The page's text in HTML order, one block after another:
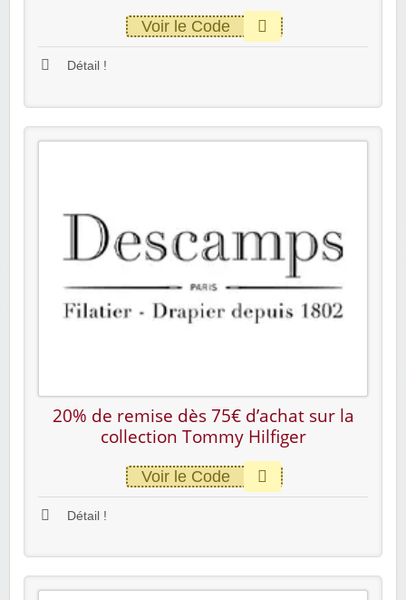
Voir le Code
Détail !
20% de remise dès 75€ d’achat sur la
collection Tommy Hilfiger
Voir le Code
Détail !